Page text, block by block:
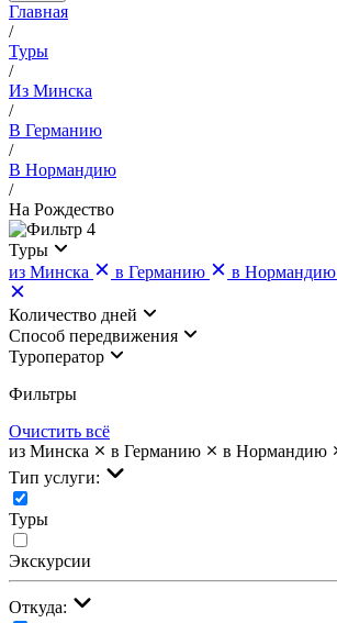
Главная
/
Туры
/
Из Минска
/
В Германию
/
В Нормандию
/
На Рождество
4
Туры
из Минска
в Германию в Нормандию
Количество дней
Cпособ передвижения
Туроператор
Фильтры
Очистить всё
из Минска
в Германию в Нормандию
Тип услуги:
Туры
Экскурсии
Откуда: